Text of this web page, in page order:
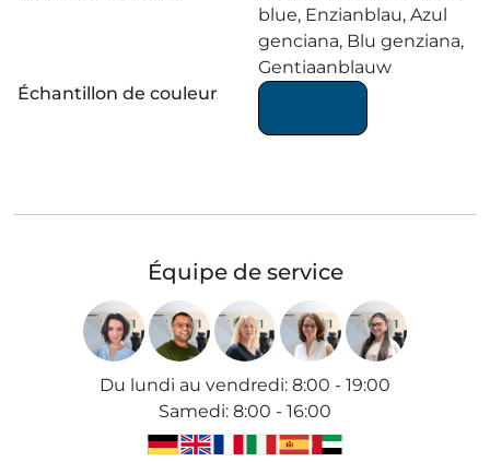
blue, Enzianblau, Azul
genciana, Blu genziana,
Gentiaanblauw
Échantillon de couleur
Équipe de service
Du lundi au vendredi: 8:00 - 19:00
Samedi: 8:00 - 16:00